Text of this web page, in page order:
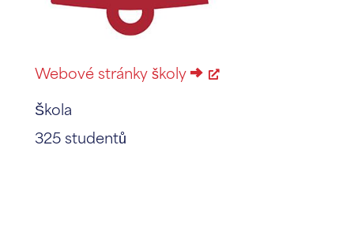
Webové stránky školy
Škola
325 studentů